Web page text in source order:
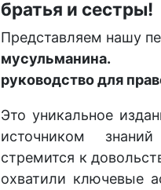
братья и сестры!
Представляем нашу
мусульманина.
руководство для
Это уникальное
источником
стремится к
охватили ключевые